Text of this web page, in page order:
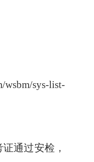
sys-list-
通过安检，